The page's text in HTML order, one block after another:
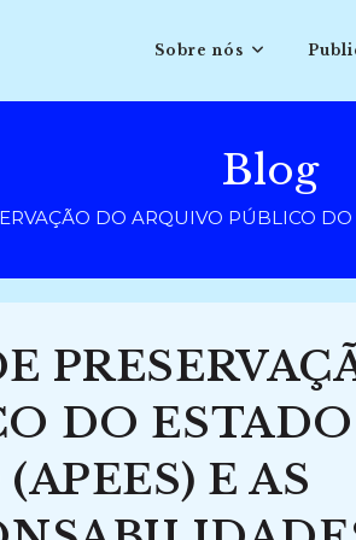
Sobre nós
Blog
DO ARQUIVO PÚBLICO
DO
E AS